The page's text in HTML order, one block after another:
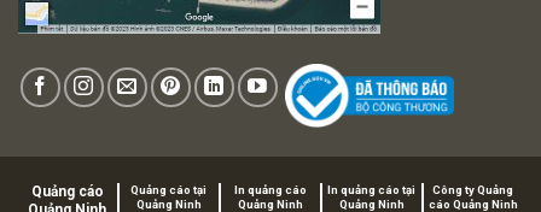
Quảng cáo
Quảng cáo tại
Quảng Ninh
In quảng cáo
Quảng Ninh
In quảng cáo tại
Quảng Ninh
Công ty Quảng
cáo Quảng Ninh